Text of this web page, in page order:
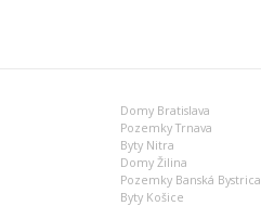
Domy Bratislava
Pozemky Trnava
Byty Nitra
Domy Žilina
Pozemky Banská Bystrica
Byty Košice